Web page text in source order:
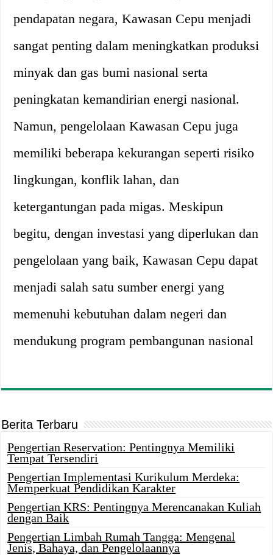
pendapatan negara, Kawasan Cepu menjadi
sangat penting dalam meningkatkan produksi
minyak dan gas bumi nasional serta
peningkatan kemandirian energi nasional.
Namun, pengelolaan Kawasan Cepu juga
memiliki beberapa kekurangan seperti risiko
lingkungan, konflik lahan, dan
ketergantungan pada migas. Meskipun
begitu, dengan investasi yang diperlukan dan
pengelolaan yang baik, Kawasan Cepu dapat
menjadi salah satu sumber energi yang
memenuhi kebutuhan dalam negeri dan
mendukung program pembangunan nasional
Berita Terbaru
Pengertian Reservation: Pentingnya Memiliki
Tempat Tersendiri
Pengertian Implementasi Kurikulum Merdeka:
Memperkuat Pendidikan Karakter
Pengertian KRS: Pentingnya Merencanakan Kuliah
dengan Baik
Pengertian Limbah Rumah Tangga: Mengenal
Jenis, Bahaya, dan Pengelolaannya